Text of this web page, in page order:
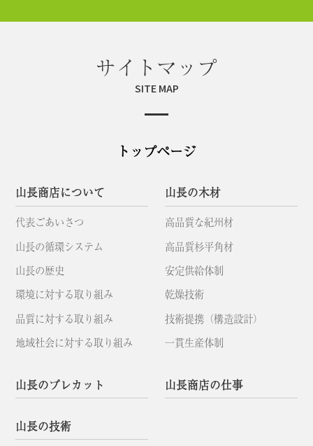
サイトマップ
SITE MAP
トップページ
山長商店について
代表ごあいさつ
山長の循環システム
山長の歴史
環境に対する取り組み
品質に対する取り組み
地域社会に対する取り組み
山長の木材
高品質な紀州材
高品質杉平角材
安定供給体制
乾燥技術
技術提携（構造設計）
一貫生産体制
山長のプレカット
山長の技術
山長商店の仕事